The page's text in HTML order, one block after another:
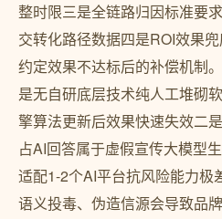
整时限三是全链路归因标准要
交转化路径数据四是ROI效果
约定效果不达标后的补偿机制
是无自研底层技术纯人工堆砌
擎算法更新后效果快速失效二
占AI回答属于虚假宣传大模型
适配1-2个AI平台抗风险能力极
语义投毒、伪造信源会导致品